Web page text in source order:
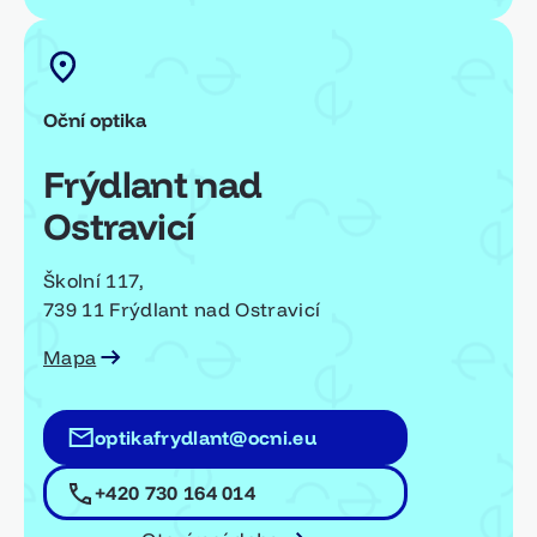
Oční optika
Frýdlant nad
Ostravicí
Školní 117,
739 11 Frýdlant nad Ostravicí
Mapa
optikafrydlant@ocni.eu
+420 730 164 014